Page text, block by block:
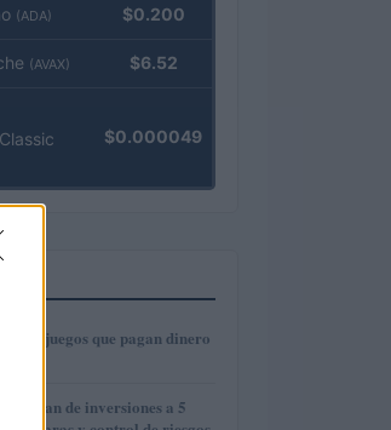
(ADA) $0.200
(AVAX) $6.52
$0.000049
de juegos que pagan dinero
un plan de inversiones a 5